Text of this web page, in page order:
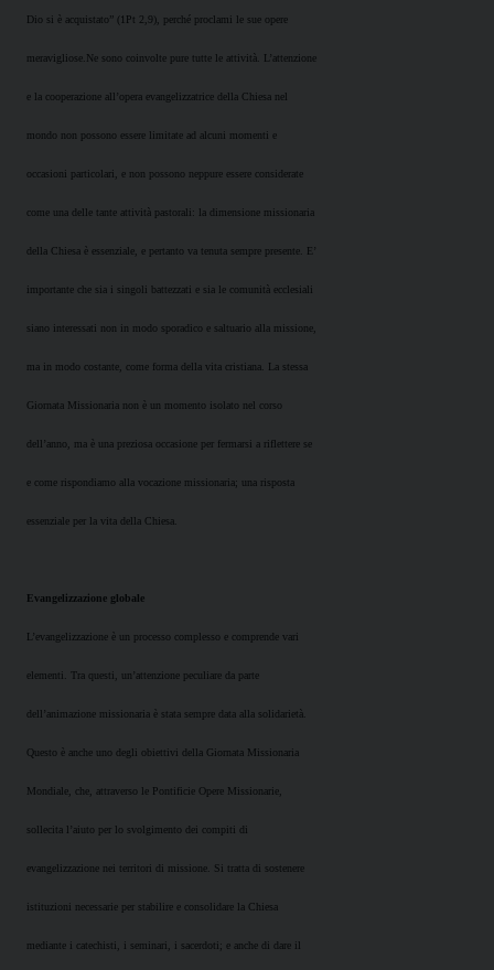
Dio si è acquistato” (1Pt 2,9), perché proclami le sue opere
meravigliose.Ne sono coinvolte pure tutte le attività. L’attenzione
e la cooperazione all’opera evangelizzatrice della Chiesa nel
mondo non possono essere limitate ad alcuni momenti e
occasioni particolari, e non possono neppure essere considerate
come una delle tante attività pastorali: la dimensione missionaria
della Chiesa è essenziale, e pertanto va tenuta sempre presente. E’
importante che sia i singoli battezzati e sia le comunità ecclesiali
siano interessati non in modo sporadico e saltuario alla missione,
ma in modo costante, come forma della vita cristiana. La stessa
Giornata Missionaria non è un momento isolato nel corso
dell’anno, ma è una preziosa occasione per fermarsi a riflettere se
e come rispondiamo alla vocazione missionaria; una risposta
essenziale per la vita della Chiesa.
Evangelizzazione globale
L’evangelizzazione è un processo complesso e comprende vari
elementi. Tra questi, un’attenzione peculiare da parte
dell’animazione missionaria è stata sempre data alla solidarietà.
Questo è anche uno degli obiettivi della Giornata Missionaria
Mondiale, che, attraverso le Pontificie Opere Missionarie,
sollecita l’aiuto per lo svolgimento dei compiti di
evangelizzazione nei territori di missione. Si tratta di sostenere
istituzioni necessarie per stabilire e consolidare la Chiesa
mediante i catechisti, i seminari, i sacerdoti; e anche di dare il